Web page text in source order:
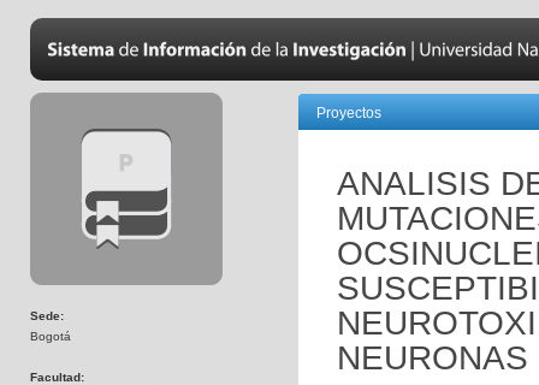
Sede:
Bogotá
Facultad:
Proyectos
ANALISIS